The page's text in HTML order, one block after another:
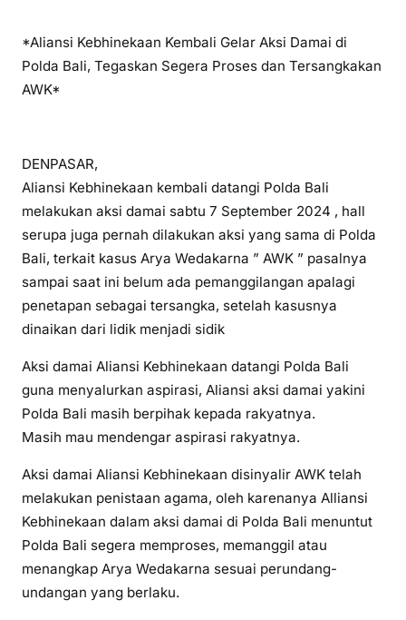
*Aliansi Kebhinekaan Kembali Gelar Aksi Damai di
Polda Bali, Tegaskan Segera Proses dan Tersangkakan
AWK*
DENPASAR,
Aliansi Kebhinekaan kembali datangi Polda Bali
melakukan aksi damai sabtu 7 September 2024 , hall
serupa juga pernah dilakukan aksi yang sama di Polda
Bali, terkait kasus Arya Wedakarna ” AWK ” pasalnya
sampai saat ini belum ada pemanggilangan apalagi
penetapan sebagai tersangka, setelah kasusnya
dinaikan dari lidik menjadi sidik
Aksi damai Aliansi Kebhinekaan datangi Polda Bali
guna menyalurkan aspirasi, Aliansi aksi damai yakini
Polda Bali masih berpihak kepada rakyatnya.
Masih mau mendengar aspirasi rakyatnya.
Aksi damai Aliansi Kebhinekaan disinyalir AWK telah
melakukan penistaan agama, oleh karenanya Alliansi
Kebhinekaan dalam aksi damai di Polda Bali menuntut
Polda Bali segera memproses, memanggil atau
menangkap Arya Wedakarna sesuai perundang-
undangan yang berlaku.